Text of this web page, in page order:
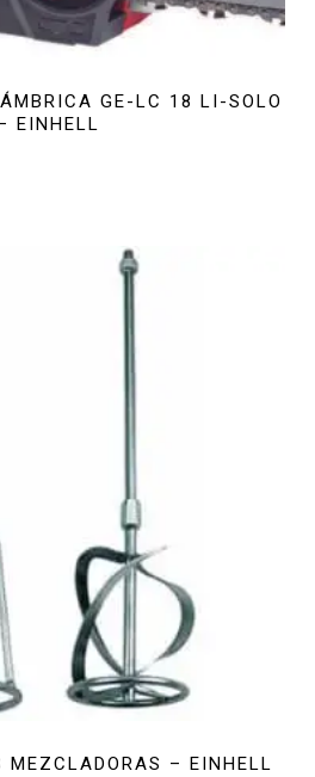
GE-LC 18 LI-SOLO
EINHELL
MEZCLADORAS – EINHELL